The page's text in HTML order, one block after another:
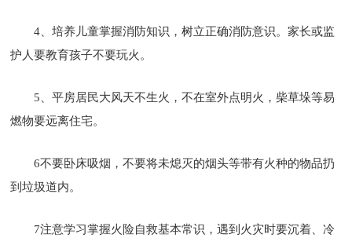
4、培养儿童掌握消防知识，树立正确消防意识。家长或监
护人要教育孩子不要玩火。
5、平房居民大风天不生火，不在室外点明火，柴草垛等易
燃物要远离住宅。
6不要卧床吸烟，不要将未熄灭的烟头等带有火种的物品扔
到垃圾道内。
7注意学习掌握火险自救基本常识，遇到火灾时要沉着、冷